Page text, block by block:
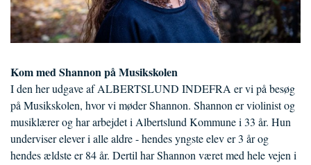
Kom med Shannon på Musikskolen
I den her udgave af ALBERTSLUND INDEFRA er vi på besøg
på Musikskolen, hvor vi møder Shannon. Shannon er violinist og
musiklærer og har arbejdet i Albertslund Kommune i 33 år. Hun
underviser elever i alle aldre - hendes yngste elev er 3 år og
hendes ældste er 84 år. Dertil har Shannon været med hele vejen i